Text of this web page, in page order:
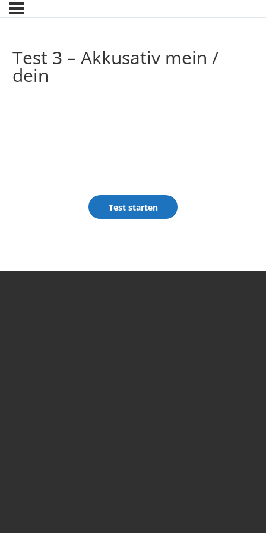
Test 3 – Akkusativ mein /
dein